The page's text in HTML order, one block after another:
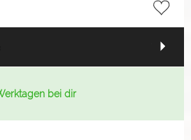
bei dir